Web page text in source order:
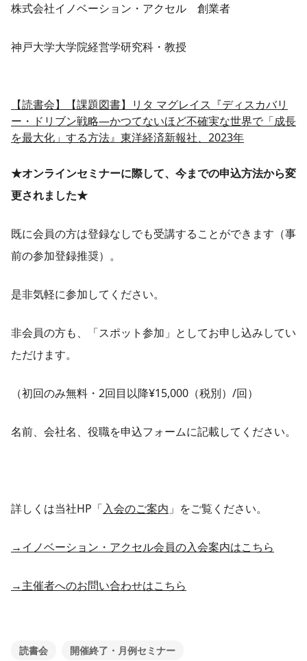
株式会社イノベーション・アクセル 創業者
神戸大学大学院経営学研究科・教授
【読書会】【課題図書】リタ マグレイス『ディスカバリ
ー・ドリブン戦略―かつてないほど不確実な世界で「成長
を最大化」する方法』東洋経済新報社、2023年
★オンラインセミナーに際して、今までの申込方法から変
更されました★
既に会員の方は登録なしでも受講することができます（事
前の参加登録推奨）。
是非気軽に参加してください。
非会員の方も、「スポット参加」としてお申し込みしてい
ただけます。
（初回のみ無料・2回目以降¥15,000（税別）/回）
名前、会社名、役職を申込フォームに記載してください。
詳しくは当社HP「入会のご案内 」をご覧ください。
→イノベーション・アクセル会員の入会案内はこちら
→主催者へのお問い合わせはこちら
読書会 開催終了・月例セミナー